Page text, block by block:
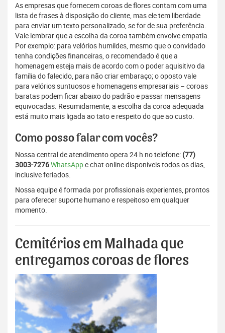
As empresas que fornecem coroas de flores contam com uma
lista de frases à disposição do cliente, mas ele tem liberdade
para enviar um texto personalizado, se for de sua preferência.
Vale lembrar que a escolha da coroa também envolve empatia.
Por exemplo: para velórios humildes, mesmo que o convidado
tenha condições financeiras, o recomendado é que a
homenagem esteja mais de acordo com o poder aquisitivo da
família do falecido, para não criar embaraço; o oposto vale
para velórios suntuosos e homenagens empresariais – coroas
baratas podem ficar abaixo do padrão e passar mensagens
equivocadas. Resumidamente, a escolha da coroa adequada
está muito mais ligada ao tato e respeito do que ao custo.
Como posso falar com vocês?
Nossa central de atendimento opera 24 h no telefone: (77)
3003-7276WhatsAppe chat online disponíveis todos os dias,
inclusive feriados.
Nossa equipe é formada por profissionais experientes, prontos
para oferecer suporte humano e respeitoso em qualquer
momento.
Cemitérios em Malhada que
entregamos coroas de flores